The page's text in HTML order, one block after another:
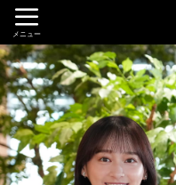
メニュー